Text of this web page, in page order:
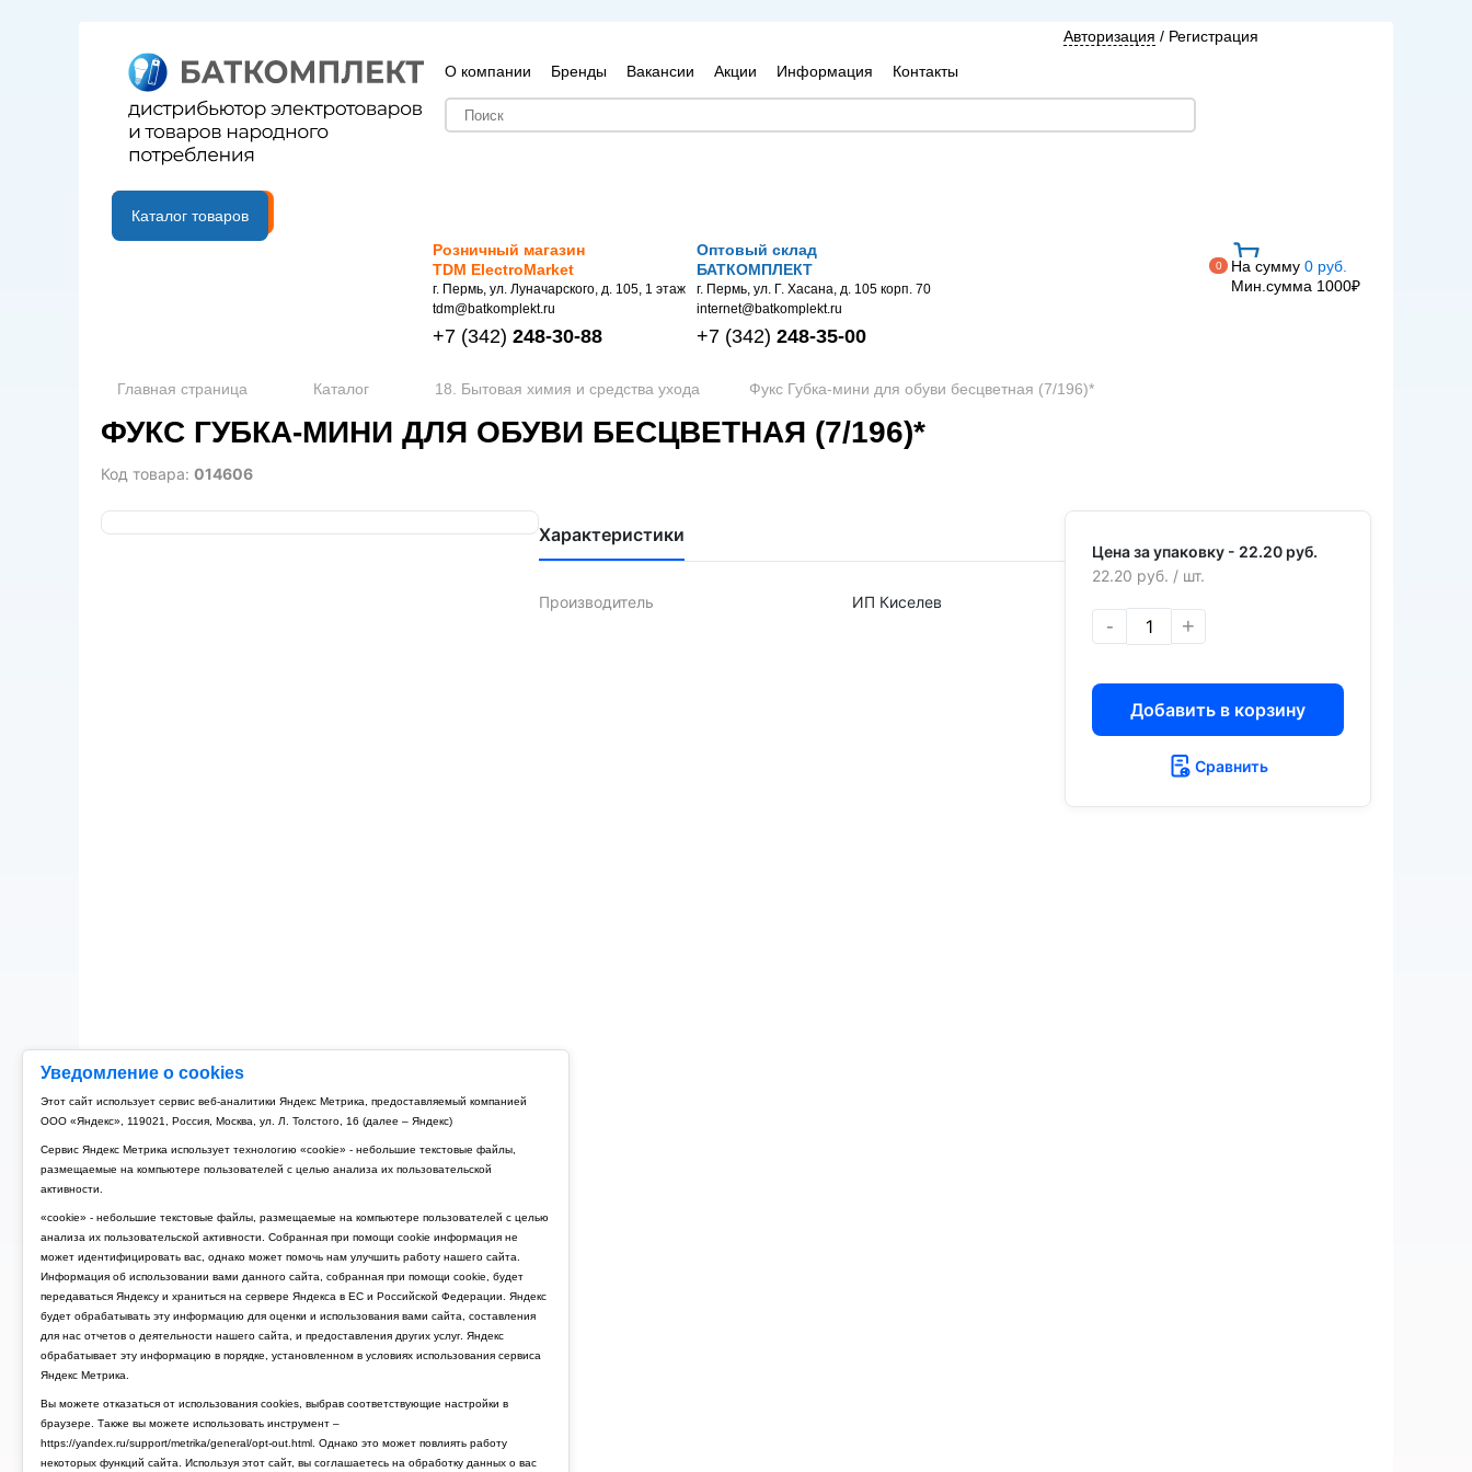
Уведомление о cookies
Этот сайт использует сервис веб-аналитики Яндекс Метрика, предоставляемый компанией
ООО «Яндекс», 119021, Россия, Москва, ул. Л. Толстого, 16 (далее – Яндекс)
Сервис Яндекс Метрика использует технологию «cookie» - небольшие текстовые файлы,
размещаемые на компьютере пользователей с целью анализа их пользовательской
активности.
«cookie» - небольшие текстовые файлы, размещаемые на компьютере пользователей с целью
анализа их пользовательской активности. Собранная при помощи cookie информация не
может идентифицировать вас, однако может помочь нам улучшить работу нашего сайта.
Информация об использовании вами данного сайта, собранная при помощи cookie, будет
передаваться Яндексу и храниться на сервере Яндекса в ЕС и Российской Федерации. Яндекс
будет обрабатывать эту информацию для оценки и использования вами сайта, составления
для нас отчетов о деятельности нашего сайта, и предоставления других услуг. Яндекс
обрабатывает эту информацию в порядке, установленном в условиях использования сервиса
Яндекс Метрика.
Вы можете отказаться от использования cookies, выбрав соответствующие настройки в
браузере. Также вы можете использовать инструмент –
https://yandex.ru/support/metrika/general/opt-out.html. Однако это может повлиять работу
некоторых функций сайта. Используя этот сайт, вы соглашаетесь на обработку данных о вас
О компании Бренды Вакансии Акции Информация Контакты
Авторизация / Регистрация
B2B портал
Каталог товаров
Розничный магазин
TDM ElectroMarket
г. Пермь, ул. Луначарского, д. 105, 1 этаж
tdm@batkomplekt.ru
+7 (342) 248-30-88
Оптовый склад
БАТКОМПЛЕКТ
г. Пермь, ул. Г. Хасана, д. 105 корп. 70
internet@batkomplekt.ru
+7 (342) 248-35-00
0 На сумму 0 руб.
Мин.сумма 1000₽
Главная страница Каталог 18. Бытовая химия и средства ухода Фукс Губка-мини для обуви бесцветная (7/196)*
ФУКС ГУБКА-МИНИ ДЛЯ ОБУВИ БЕСЦВЕТНАЯ (7/196)*
Код товара: 014606
Характеристики
Производитель ИП Киселев
Цена за упаковку - 22.20 руб.
22.20 руб. / шт.
- +
Добавить в корзину
Сравнить